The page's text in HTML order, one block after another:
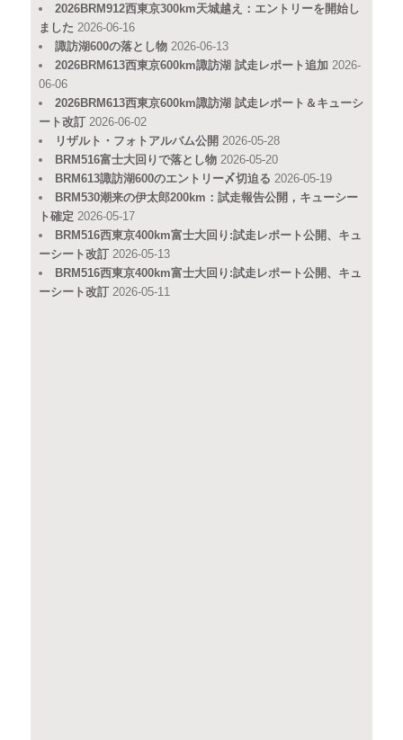
2026BRM912西東京300km天城越え：エントリーを開始し
ました 2026-06-16
諏訪湖600の落とし物 2026-06-13
2026BRM613西東京600km諏訪湖 試走レポート追加 2026-
06-06
2026BRM613西東京600km諏訪湖 試走レポート＆キューシ
ート改訂 2026-06-02
リザルト・フォトアルバム公開 2026-05-28
BRM516富士大回りで落とし物 2026-05-20
BRM613諏訪湖600のエントリー〆切迫る 2026-05-19
BRM530潮来の伊太郎200km：試走報告公開，キューシー
ト確定 2026-05-17
BRM516西東京400km富士大回り:試走レポート公開、キュ
ーシート改訂 2026-05-13
BRM516西東京400km富士大回り:試走レポート公開、キュ
ーシート改訂 2026-05-11